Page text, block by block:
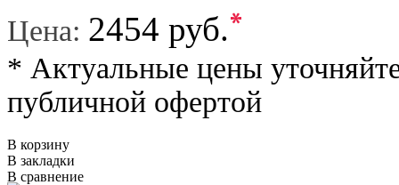
Цена: 2454 руб.*
* Актуальные цены
публичной офертой
В корзину
В закладки
В сравнение